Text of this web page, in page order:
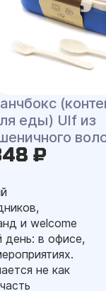
еды) Ulf из
₽
и welcome
день: в офисе,
не как